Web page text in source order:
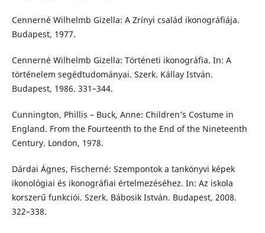
Cennerné Wilhelmb Gizella: A Zrínyi család ikonográfiája.
Budapest, 1977.
Cennerné Wilhelmb Gizella: Történeti ikonográfia. In: A
történelem segédtudományai. Szerk. Kállay István.
Budapest, 1986. 331–344.
Cunnington, Phillis – Buck, Anne: Children’s Costume in
England. From the Fourteenth to the End of the Nineteenth
Century. London, 1978.
Dárdai Ágnes, Fischerné: Szempontok a tankönyvi képek
ikonológiai és ikonográfiai értelmezéséhez. In: Az iskola
korszerű funkciói. Szerk. Bábosik István. Budapest, 2008.
322–338.